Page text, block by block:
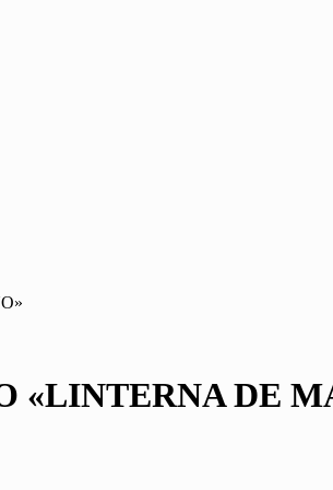
«LINTERNA DE